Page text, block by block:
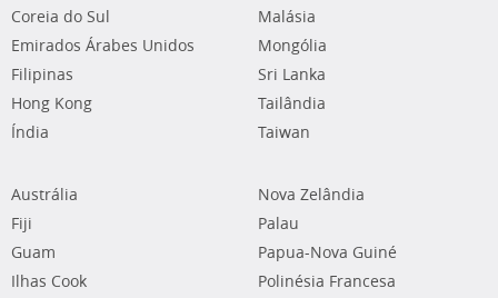
Coreia do Sul
Emirados Árabes Unidos
Filipinas
Hong Kong
Índia
Malásia
Mongólia
Sri Lanka
Tailândia
Taiwan
Austrália
Fiji
Guam
Ilhas Cook
Nova Zelândia
Palau
Papua-Nova Guiné
Polinésia Francesa